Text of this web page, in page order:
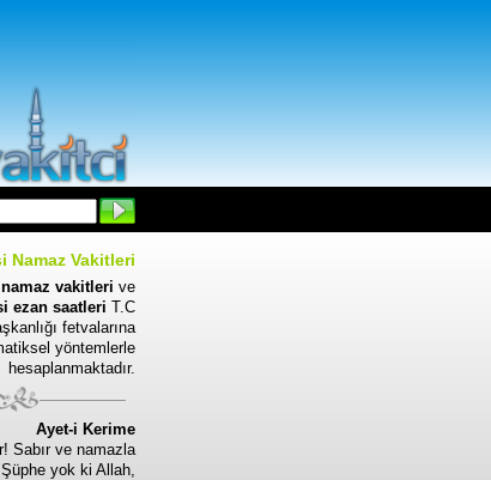
Namaz Vakitleri
vakitleri ve
ezan saatleri T.C
fetvalarına
yöntemlerle
hesaplanmaktadır.
Ayet-i Kerime
Sabır ve namazla
yok ki Allah,